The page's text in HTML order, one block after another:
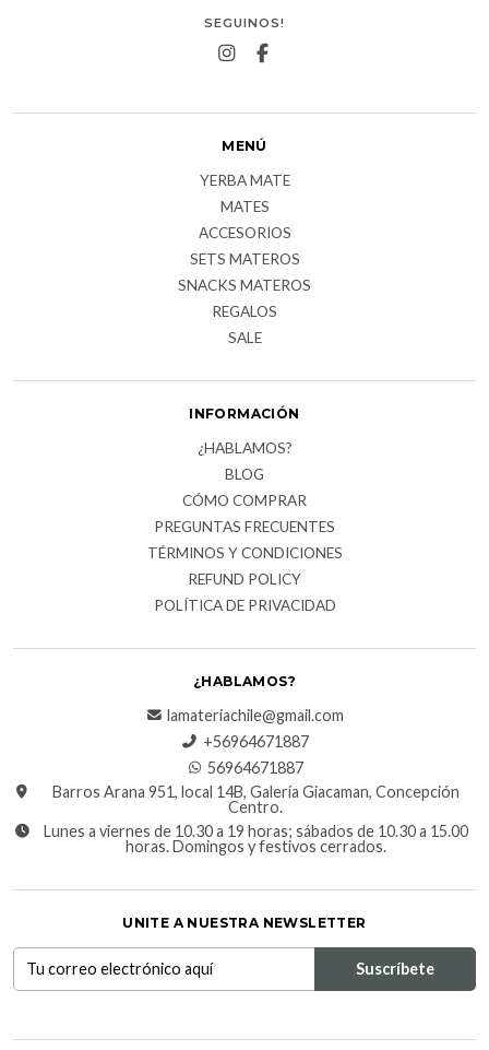
SEGUINOS!
MENÚ
YERBA MATE
MATES
ACCESORIOS
SETS MATEROS
SNACKS MATEROS
REGALOS
SALE
INFORMACIÓN
¿HABLAMOS?
BLOG
CÓMO COMPRAR
PREGUNTAS FRECUENTES
TÉRMINOS Y CONDICIONES
REFUND POLICY
POLÍTICA DE PRIVACIDAD
¿HABLAMOS?
lamateriachile@gmail.com
+56964671887
56964671887
Barros Arana 951, local 14B, Galería Giacaman, Concepción
Centro.
Lunes a viernes de 10.30 a 19 horas; sábados de 10.30 a 15.00
horas. Domingos y festivos cerrados.
UNITE A NUESTRA NEWSLETTER